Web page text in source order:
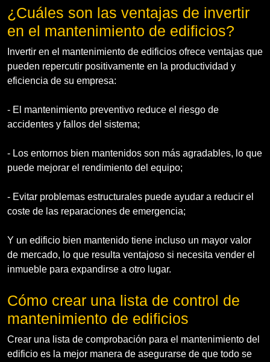
¿Cuáles son las ventajas de invertir
en el mantenimiento de edificios?
Invertir en el mantenimiento de edificios ofrece ventajas que
pueden repercutir positivamente en la productividad y
eficiencia de su empresa:
- El mantenimiento preventivo reduce el riesgo de
accidentes y fallos del sistema;
- Los entornos bien mantenidos son más agradables, lo que
puede mejorar el rendimiento del equipo;
- Evitar problemas estructurales puede ayudar a reducir el
coste de las reparaciones de emergencia;
Y un edificio bien mantenido tiene incluso un mayor valor
de mercado, lo que resulta ventajoso si necesita vender el
inmueble para expandirse a otro lugar.
Cómo crear una lista de control de
mantenimiento de edificios
Crear una lista de comprobación para el mantenimiento del
edificio es la mejor manera de asegurarse de que todo se